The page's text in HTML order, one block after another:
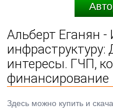
Альберт Еганян
инфраструктуру:
интересы. ГЧП,
финансирование
Здесь можно купить и